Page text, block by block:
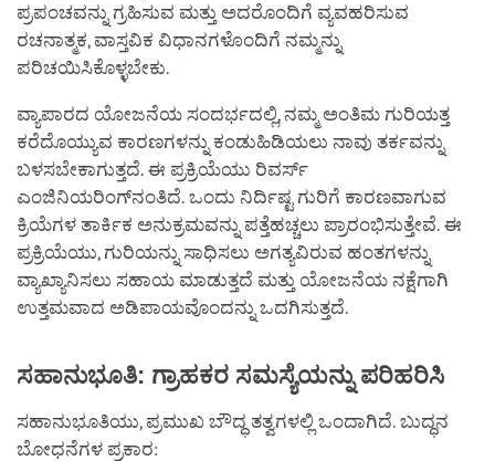
ಪ್ರಪಂಚವನ್ನು ಗ್ರಹಿಸುವ ಮತ್ತು ಅದರೊಂದಿಗೆ ವ್ಯವಹರಿಸುವ
ರಚನಾತ್ಮಕ, ವಾಸ್ತವಿಕ ವಿಧಾನಗಳೊಂದಿಗೆ ನಮ್ಮನ್ನು
ಪರಿಚಯಿಸಿಕೊಳ್ಳಬೇಕು.
ವ್ಯಾಪಾರದ ಯೋಜನೆಯ ಸಂದರ್ಭದಲ್ಲಿ, ನಮ್ಮ ಅಂತಿಮ ಗುರಿಯತ್ತ
ಕರೆದೊಯ್ಯುವ ಕಾರಣಗಳನ್ನು ಕಂಡುಹಿಡಿಯಲು ನಾವು ತರ್ಕವನ್ನು
ಬಳಸಬೇಕಾಗುತ್ತದೆ. ಈ ಪ್ರಕ್ರಿಯೆಯು ರಿವರ್ಸ್
ಎಂಜಿನಿಯರಿಂಗ್‌ನಂತಿದೆ. ಒಂದು ನಿರ್ದಿಷ್ಟ ಗುರಿಗೆ ಕಾರಣವಾಗುವ
ಕ್ರಿಯೆಗಳ ತಾರ್ಕಿಕ ಅನುಕ್ರಮವನ್ನು ಪತ್ತೆಹಚ್ಚಲು ಪ್ರಾರಂಭಿಸುತ್ತೇವೆ. ಈ
ಪ್ರಕ್ರಿಯೆಯು, ಗುರಿಯನ್ನು ಸಾಧಿಸಲು ಅಗತ್ಯವಿರುವ ಹಂತಗಳನ್ನು
ವ್ಯಾಖ್ಯಾನಿಸಲು ಸಹಾಯ ಮಾಡುತ್ತದೆ ಮತ್ತು ಯೋಜನೆಯ ನಕ್ಷೆಗಾಗಿ
ಉತ್ತಮವಾದ ಅಡಿಪಾಯವೊಂದನ್ನು ಒದಗಿಸುತ್ತದೆ.
ಸಹಾನುಭೂತಿ: ಗ್ರಾಹಕರ ಸಮಸ್ಯೆಯನ್ನು ಪರಿಹರಿಸಿ
ಸಹಾನುಭೂತಿಯು, ಪ್ರಮುಖ ಬೌದ್ಧ ತತ್ವಗಳಲ್ಲಿ ಒಂದಾಗಿದೆ. ಬುದ್ಧನ
ಬೋಧನೆಗಳ ಪ್ರಕಾರ: